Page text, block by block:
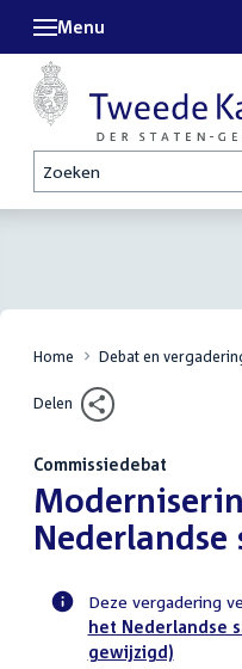
Zoeken
Menu
Home Debat en
Delen
Commissiedebat
:
Nederlandse
Deze vergadering
het Nederlandse
gewijzigd)